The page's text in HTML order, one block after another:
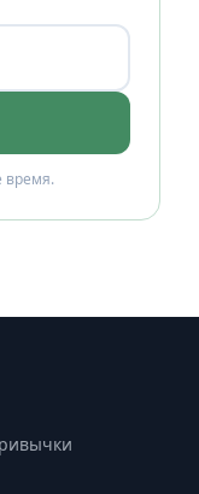
время.